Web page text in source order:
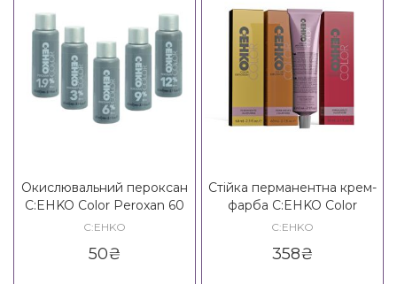
Окислювальний пероксан
C:EHKO Color Peroxan 60
ml
C:EHKO
50₴
Стійка перманентна крем-
фарба C:EHKO Color
Permanente Haarfarbe
C:EHKO
358₴